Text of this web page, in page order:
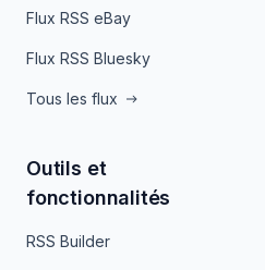
Flux RSS eBay
Flux RSS Bluesky
Tous les flux
Outils et
fonctionnalités
RSS Builder